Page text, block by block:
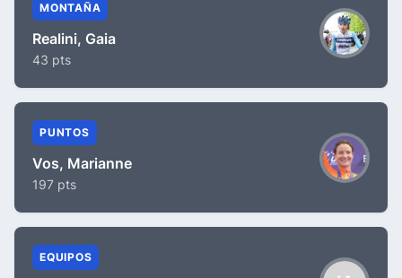
MONTAÑA
Realini, Gaia
43 pts
PUNTOS
Vos, Marianne
197 pts
EQUIPOS